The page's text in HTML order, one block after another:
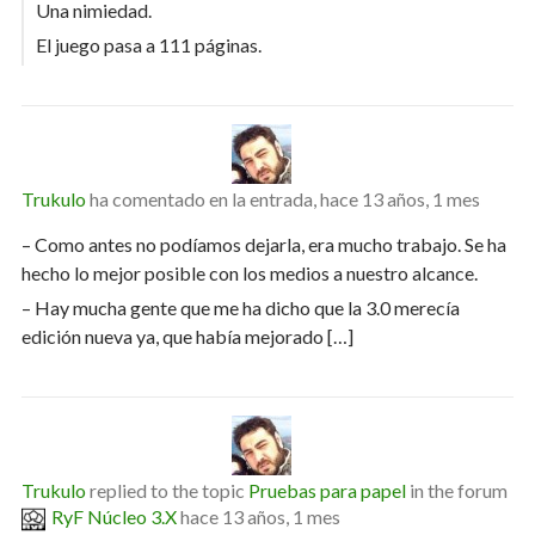
Una nimiedad.
El juego pasa a 111 páginas.
Trukuloha comentado en la entrada, hace 13 años, 1 mes
– Como antes no podíamos dejarla, era mucho trabajo. Se ha
hecho lo mejor posible con los medios a nuestro alcance.
– Hay mucha gente que me ha dicho que la 3.0 merecía
edición nueva ya, que había mejorado […]
Trukuloreplied to the topic Pruebas para papelin the forum
RyF Núcleo 3.Xhace 13 años, 1 mes